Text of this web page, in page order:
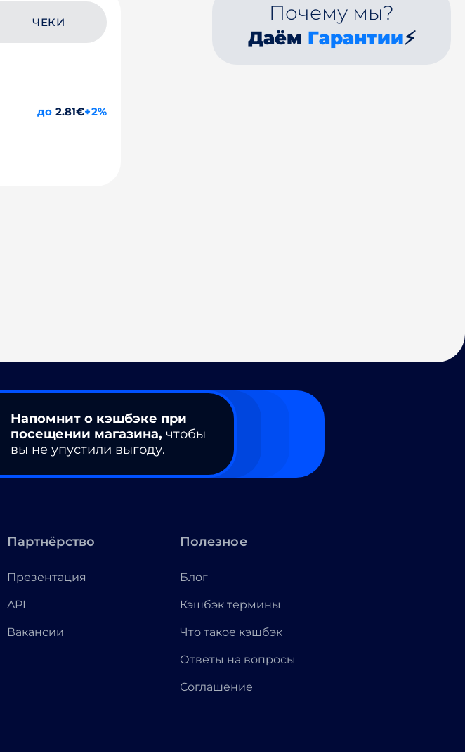
ЧЕКИ
до 2.81€+2%
Почему мы?
Даём Гарантии⚡
Напомнит о кэшбэке при
посещении магазина, чтобы
вы не упустили выгоду.
Партнёрство
Презентация
API
Вакансии
Полезное
Блог
Кэшбэк термины
Что такое кэшбэк
Ответы на вопросы
Соглашение